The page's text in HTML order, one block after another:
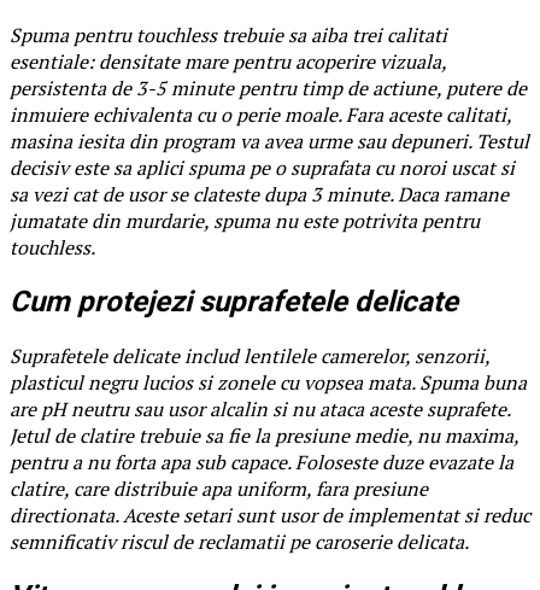
Spuma pentru touchless trebuie sa aiba trei calitati
esentiale: densitate mare pentru acoperire vizuala,
persistenta de 3-5 minute pentru timp de actiune, putere de
inmuiere echivalenta cu o perie moale. Fara aceste calitati,
masina iesita din program va avea urme sau depuneri. Testul
decisiv este sa aplici spuma pe o suprafata cu noroi uscat si
sa vezi cat de usor se clateste dupa 3 minute. Daca ramane
jumatate din murdarie, spuma nu este potrivita pentru
touchless.
Cum protejezi suprafetele delicate
Suprafetele delicate includ lentilele camerelor, senzorii,
plasticul negru lucios si zonele cu vopsea mata. Spuma buna
are pH neutru sau usor alcalin si nu ataca aceste suprafete.
Jetul de clatire trebuie sa fie la presiune medie, nu maxima,
pentru a nu forta apa sub capace. Foloseste duze evazate la
clatire, care distribuie apa uniform, fara presiune
directionata. Aceste setari sunt usor de implementat si reduc
semnificativ riscul de reclamatii pe caroserie delicata.